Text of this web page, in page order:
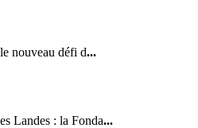
nouveau défi d...
Landes : la Fonda...